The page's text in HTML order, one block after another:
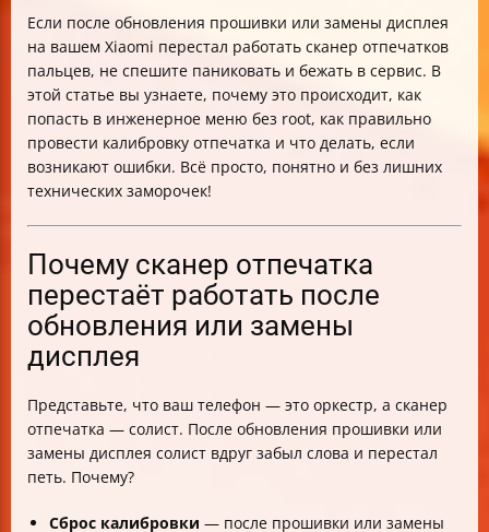
сканера
Как ускорить работу сканера после калибровки
Как правильно удалить старые отпечатки и зачем
Последовательность действий после калибровки
Проблемы после замены дисплея — как понять,
программная или аппаратная причина
Советы пользователей для успешной калибровки
Меры предосторожности и гарантия
Признаки успешной калибровки
помогает
Таблица: Частые ошибки и решения при калибровке
отпечатка Xiaomi
Рекомендации по оформлению инструкции
Какие модели Xiaomi чаще требуют калибровки
Если после обновления прошивки или замены дисплея
на вашем Xiaomi перестал работать сканер отпечатков
пальцев, не спешите паниковать и бежать в сервис. В
этой статье вы узнаете, почему это происходит, как
попасть в инженерное меню без root, как правильно
провести калибровку отпечатка и что делать, если
возникают ошибки. Всё просто, понятно и без лишних
технических заморочек!
Почему сканер отпечатка
перестаёт работать после
обновления или замены
дисплея
Представьте, что ваш телефон — это оркестр, а сканер
отпечатка — солист. После обновления прошивки или
замены дисплея солист вдруг забыл слова и перестал
петь. Почему?
Сброс калибровки — после прошивки или замены